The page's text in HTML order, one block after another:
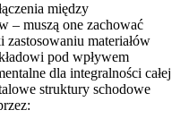
między
– muszą one zachować
materiałów
pod wpływem
dla integralności całej
struktury schodowe